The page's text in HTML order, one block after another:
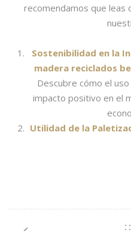
recomendamos que leas
Sostenibilidad en la
madera reciclados
Descubre cómo el
impacto positivo en el
Utilidad de la